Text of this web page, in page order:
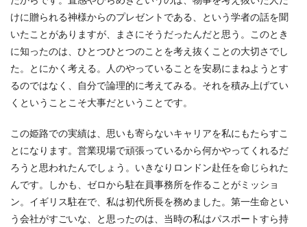
けに贈られる神様からのプレゼントである、という学者の話を聞
いたことがありますが、まさにそうだったんだと思う。このとき
に知ったのは、ひとつひとつのことを考え抜くことの大切さでし
た。とにかく考える。人のやっていることを安易にまねようとす
るのではなく、自分で論理的に考えてみる。それを積み上げてい
くということこそ大事だということです。
この姫路での実績は、思いも寄らないキャリアを私にもたらすこ
とになります。営業現場で頑張っているから何かやってくれるだ
ろうと思われたんでしょう。いきなりロンドン赴任を命じられた
んです。しかも、ゼロから駐在員事務所を作ることがミッショ
ン。イギリス駐在で、私は初代所長を務めました。第一生命とい
う会社がすごいな、と思ったのは、当時の私はパスポートすら持